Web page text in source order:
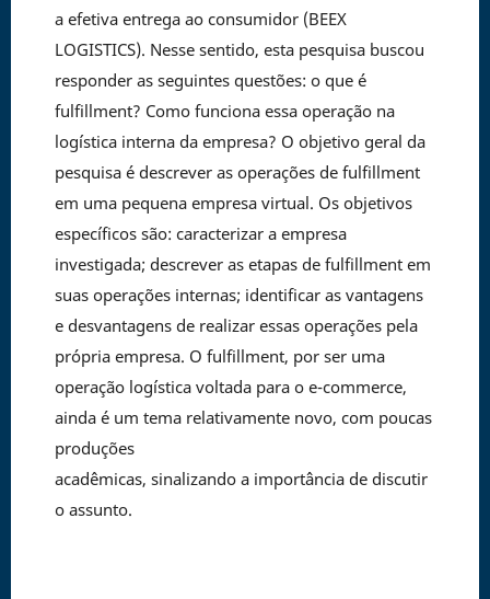
a efetiva entrega ao consumidor (BEEX
LOGISTICS). Nesse sentido, esta pesquisa buscou
responder as seguintes questões: o que é
fulfillment? Como funciona essa operação na
logística interna da empresa? O objetivo geral da
pesquisa é descrever as operações de fulfillment
em uma pequena empresa virtual. Os objetivos
específicos são: caracterizar a empresa
investigada; descrever as etapas de fulfillment em
suas operações internas; identificar as vantagens
e desvantagens de realizar essas operações pela
própria empresa. O fulfillment, por ser uma
operação logística voltada para o e-commerce,
ainda é um tema relativamente novo, com poucas
produções
acadêmicas, sinalizando a importância de discutir
o assunto.